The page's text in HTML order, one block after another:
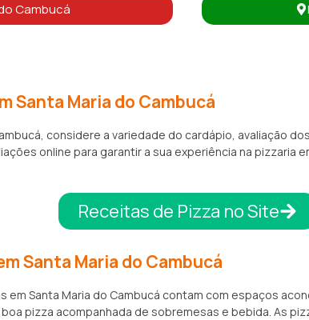
Cambucá
Santa Maria do Cambucá
considere a variedade do cardápio, avaliação
online para garantir a sua experiência na pizzaria
Receitas de Pizza no Site
Santa Maria do Cambucá
em Santa Maria do Cambucá contam com espaços
pizza acompanhada de sobremesas e bebida. As